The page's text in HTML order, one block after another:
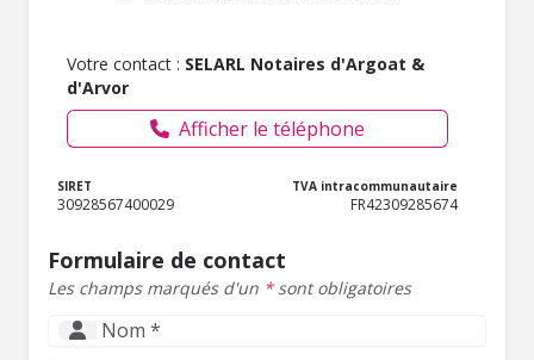
Votre contact : SELARL Notaires d'Argoat &
d'Arvor
Afficher le téléphone
SIRET
30928567400029
TVA intracommunautaire
FR42309285674
Formulaire de contact
Les champs marqués d'un *sont obligatoires